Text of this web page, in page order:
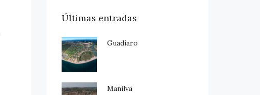
Últimas entradas
Guadiaro
Manilva